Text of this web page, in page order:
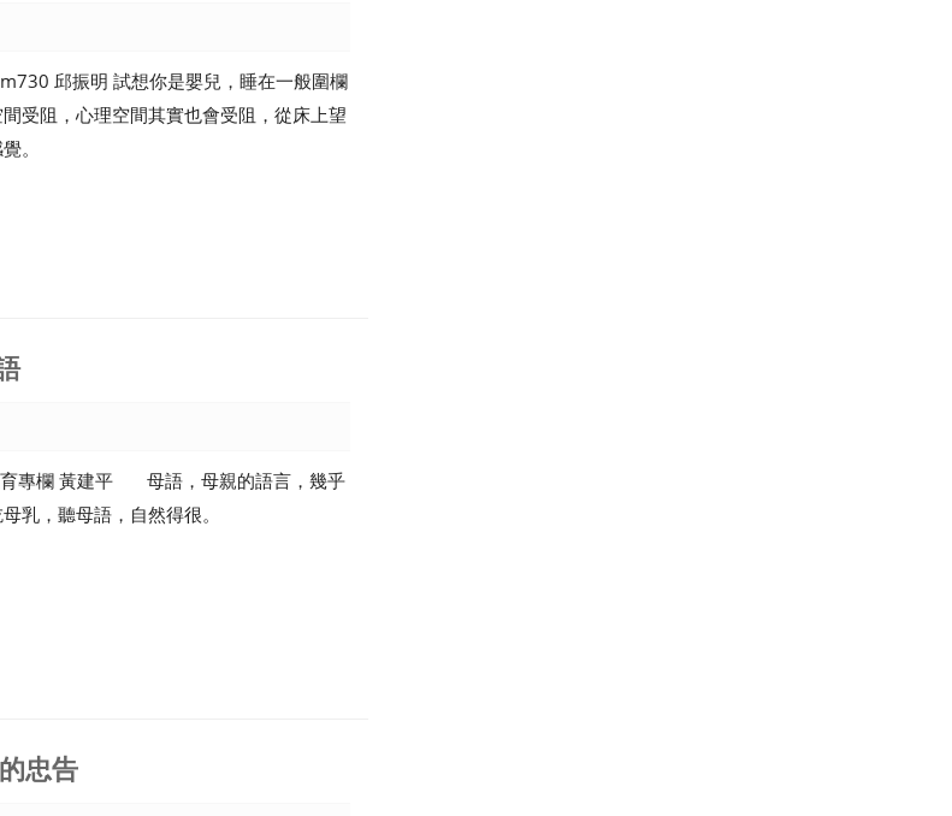
邱振明 試想你是嬰兒，睡在一般圍欄
受阻，心理空間其實也會受阻，從床上望
。
育專欄 黃建平 母語，母親的語言，幾乎
乳，聽母語，自然得很。
忠告